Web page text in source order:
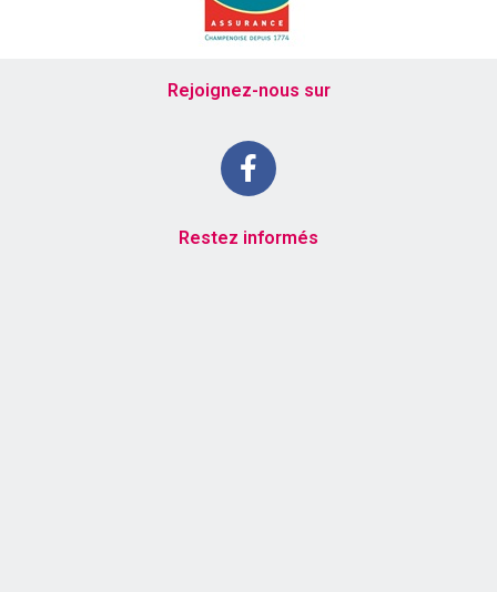
Rejoignez-nous sur
Restez informés